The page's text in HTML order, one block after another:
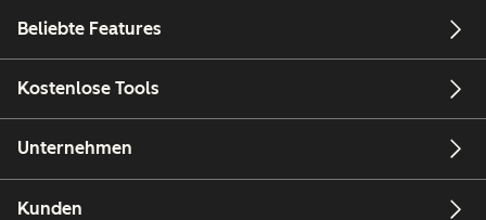
Beliebte Features
Kostenlose Tools
Unternehmen
Kunden